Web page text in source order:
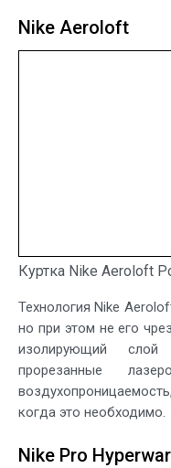
Nike Aeroloft
Куртка Nike Aeroloft
Технология Nike
но при этом не его
изолирующий
прорезанные
когда это необходимо.
Nike Pro